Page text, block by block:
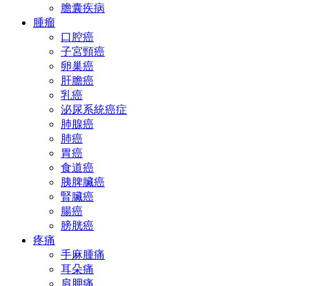
膽囊疾病
腫瘤
口腔癌
子宮頸癌
卵巢癌
肝膽癌
乳癌
泌尿系統癌症
肺腺癌
肺癌
胃癌
食道癌
胰脾臟癌
腎臟癌
腸癌
膀胱癌
疼痛
手麻腫痛
耳朵痛
肩胛痛